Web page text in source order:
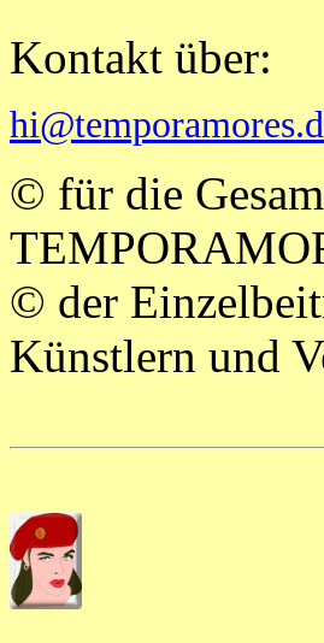
Kontakt über:
© für die
© der
Künstlern und